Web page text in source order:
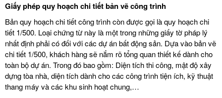
Giấy phép quy hoạch chi tiết bản vẽ công trình
Bản quy hoạch chi tiết công trình còn được gọi là quy hoạch chi
tiết 1/500. Loại chứng từ này là một trong những giấy tờ pháp lý
nhất định phải có đối với các dự án bất động sản. Dựa vào bản vẽ
chi tiết 1/500, khách hàng sẽ nắm rõ tổng quan thiết kế dành cho
toàn bộ dự án. Trong đó bao gồm: Diện tích thi công, mật độ xây
dựng tòa nhà, diện tích dành cho các công trình tiện ích, kỹ thuật
thang máy và các khu sinh hoạt chung,…